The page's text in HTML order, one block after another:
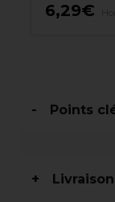
6,29€
Points